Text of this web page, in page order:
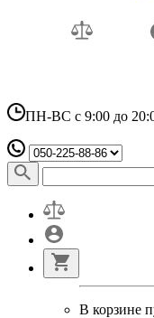
ПН-ВС с 9:00 до
В корзине